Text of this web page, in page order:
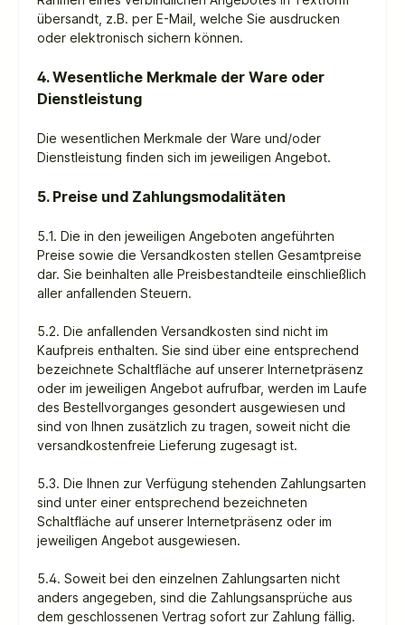
übersandt, z.B. per E-Mail, welche Sie ausdrucken
oder elektronisch sichern können.
4. Wesentliche Merkmale der Ware oder
Dienstleistung
Die wesentlichen Merkmale der Ware und/oder
Dienstleistung finden sich im jeweiligen Angebot.
5. Preise und Zahlungsmodalitäten
5.1. Die in den jeweiligen Angeboten angeführten
Preise sowie die Versandkosten stellen Gesamtpreise
dar. Sie beinhalten alle Preisbestandteile einschließlich
aller anfallenden Steuern.
5.2. Die anfallenden Versandkosten sind nicht im
Kaufpreis enthalten. Sie sind über eine entsprechend
bezeichnete Schaltfläche auf unserer Internetpräsenz
oder im jeweiligen Angebot aufrufbar, werden im Laufe
des Bestellvorganges gesondert ausgewiesen und
sind von Ihnen zusätzlich zu tragen, soweit nicht die
versandkostenfreie Lieferung zugesagt ist.
5.3. Die Ihnen zur Verfügung stehenden Zahlungsarten
sind unter einer entsprechend bezeichneten
Schaltfläche auf unserer Internetpräsenz oder im
jeweiligen Angebot ausgewiesen.
5.4. Soweit bei den einzelnen Zahlungsarten nicht
anders angegeben, sind die Zahlungsansprüche aus
dem geschlossenen Vertrag sofort zur Zahlung fällig.